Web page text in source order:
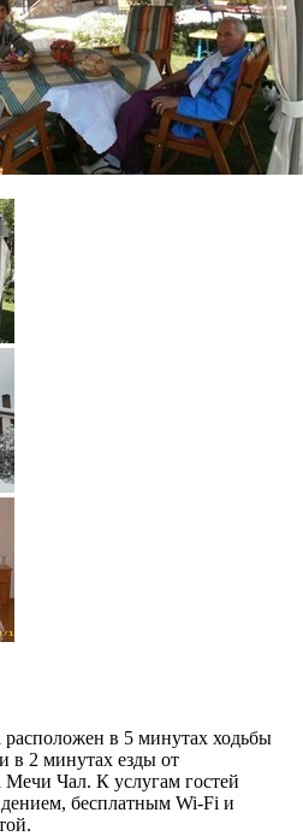
в 5 минутах ходьбы
в 2 минутах езды от
Чал. К услугам гостей
бесплатным Wi-Fi и